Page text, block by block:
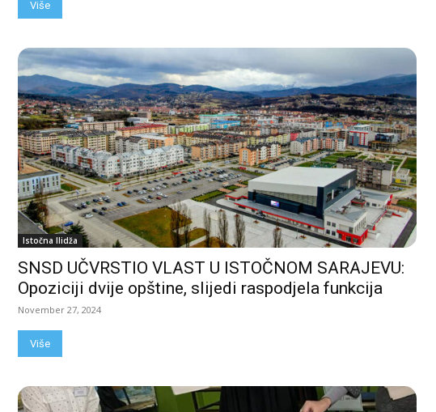
Više
Istočna Ilidža
SNSD UČVRSTIO VLAST U ISTOČNOM SARAJEVU:
Opoziciji dvije opštine, slijedi raspodjela funkcija
November 27, 2024
Više